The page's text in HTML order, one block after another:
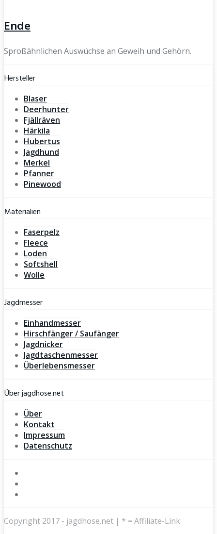
Ende
Sproßähnlichen Auswüchse an Geweih und Gehörn.
Hersteller
Blaser
Deerhunter
Fjällräven
Härkila
Hubertus
Jagdhund
Merkel
Pfanner
Pinewood
Materialien
Faserpelz
Fleece
Loden
Softshell
Wolle
Jagdmesser
Einhandmesser
Hirschfänger / Saufänger
Jagdnicker
Jagdtaschenmesser
Überlebensmesser
Über jagdhose.net
Über
Kontakt
Impressum
Datenschutz
Copyright 2017 - jagdhose.net | * = Affiliate-Link